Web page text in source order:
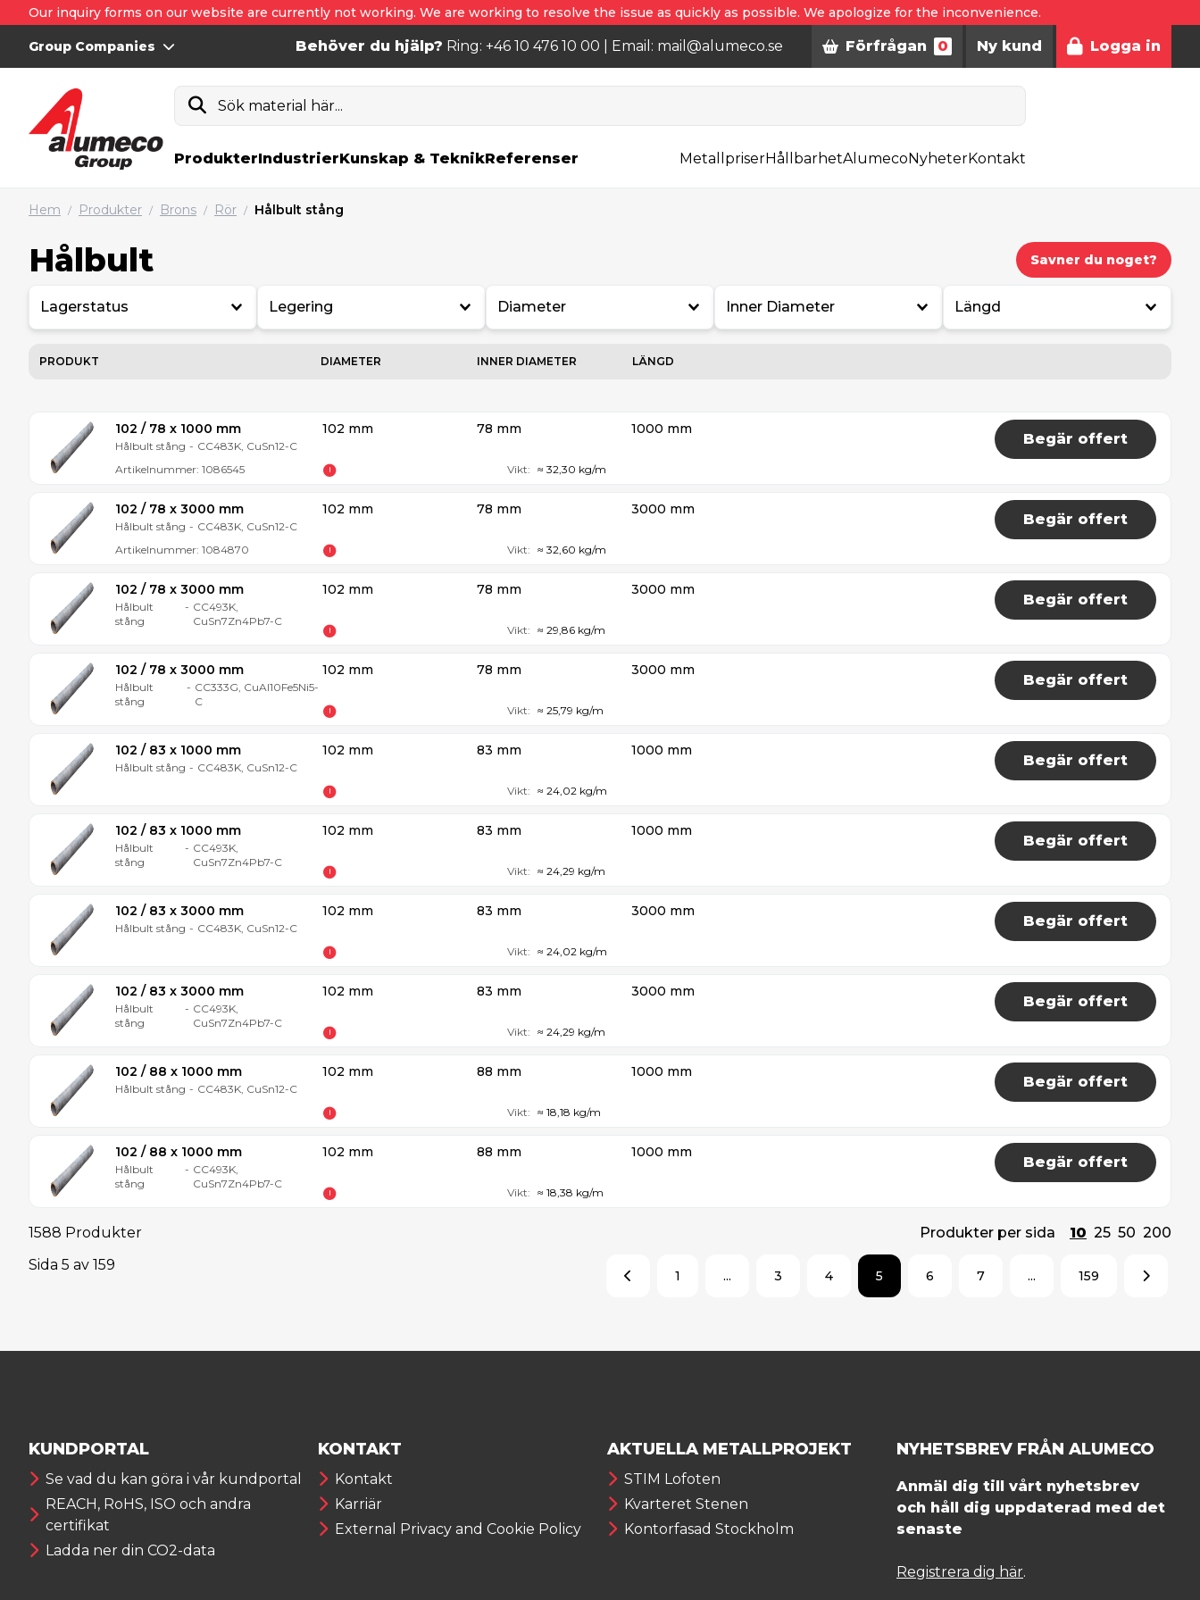
Our inquiry forms on our website are currently not working. We are working to resolve the issue as quickly as possible. We apologize for the inconvenience.
Group Companies Behöver du hjälp? Ring: +46 10 476 10 00 | Email: mail@alumeco.se Förfrågan 0 Ny kund Logga in
Sök material här...
ProdukterIndustrierKunskap & TeknikReferenser MetallpriserHållbarhetAlumecoNyheterKontakt
Hem / Produkter / Brons / Rör / Hålbult stång
Hålbult Savner du noget?
Lagerstatus Legering Diameter Inner Diameter Längd
PRODUKT DIAMETER INNER DIAMETER LÄNGD
102 / 78 x 1000 mm
Hålbult stång - CC483K, CuSn12-C
Artikelnummer: 1086545
102 mm 78 mm 1000 mm
Begär offert
Vikt: ≈ 32,30 kg/m
102 / 78 x 3000 mm
Hålbult stång - CC483K, CuSn12-C
Artikelnummer: 1084870
102 mm 78 mm 3000 mm
Begär offert
Vikt: ≈ 32,60 kg/m
102 / 78 x 3000 mm
Hålbult
stång
- CC493K,
CuSn7Zn4Pb7-C
102 mm 78 mm 3000 mm
Begär offert
Vikt: ≈ 29,86 kg/m
102 / 78 x 3000 mm
Hålbult
stång
- CC333G, CuAl10Fe5Ni5-
C
102 mm 78 mm 3000 mm
Begär offert
Vikt: ≈ 25,79 kg/m
102 / 83 x 1000 mm
Hålbult stång - CC483K, CuSn12-C
102 mm 83 mm 1000 mm
Begär offert
Vikt: ≈ 24,02 kg/m
102 / 83 x 1000 mm
Hålbult
stång
- CC493K,
CuSn7Zn4Pb7-C
102 mm 83 mm 1000 mm
Begär offert
Vikt: ≈ 24,29 kg/m
102 / 83 x 3000 mm
Hålbult stång - CC483K, CuSn12-C
102 mm 83 mm 3000 mm
Begär offert
Vikt: ≈ 24,02 kg/m
102 / 83 x 3000 mm
Hålbult
stång
- CC493K,
CuSn7Zn4Pb7-C
102 mm 83 mm 3000 mm
Begär offert
Vikt: ≈ 24,29 kg/m
102 / 88 x 1000 mm
Hålbult stång - CC483K, CuSn12-C
102 mm 88 mm 1000 mm
Begär offert
Vikt: ≈ 18,18 kg/m
102 / 88 x 1000 mm
Hålbult
stång
- CC493K,
CuSn7Zn4Pb7-C
102 mm 88 mm 1000 mm
Begär offert
Vikt: ≈ 18,38 kg/m
1588 Produkter Produkter per sida 10 25 50 200
Sida 5 av 159
1 ... 3 4 5 6 7 ... 159
KUNDPORTAL
Se vad du kan göra i vår kundportal
REACH, RoHS, ISO och andra
certifikat
Ladda ner din CO2-data
KONTAKT
Kontakt
Karriär
External Privacy and Cookie Policy
AKTUELLA METALLPROJEKT
STIM Lofoten
Kvarteret Stenen
Kontorfasad Stockholm
NYHETSBREV FRÅN ALUMECO
Anmäl dig till vårt nyhetsbrev
och håll dig uppdaterad med det
senaste
Registrera dig här.